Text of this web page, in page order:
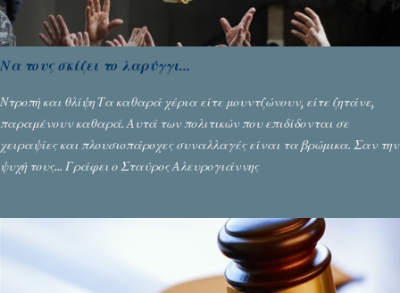
Να τους σκίζει το λαρύγγι...
Ντροπή και θλίψη Τα καθαρά χέρια είτε μουντζώνουν, είτε ζητάνε,
παραμένουν καθαρά. Αυτά των πολιτικών που επιδίδονται σε
χειραψίες και πλουσιοπάροχες συναλλαγές είναι τα βρώμικα. Σαν την
ψυχή τους... Γράφει ο Σταύρος Αλευρογιάννης